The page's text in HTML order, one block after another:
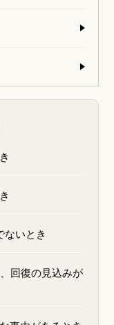
ないとき
回復の見込みが